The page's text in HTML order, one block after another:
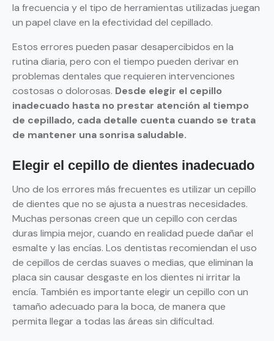
la frecuencia y el tipo de herramientas utilizadas juegan
un papel clave en la efectividad del cepillado.
Estos errores pueden pasar desapercibidos en la
rutina diaria, pero con el tiempo pueden derivar en
problemas dentales que requieren intervenciones
costosas o dolorosas. Desde elegir el cepillo
inadecuado hasta no prestar atención al tiempo
de cepillado, cada detalle cuenta cuando se trata
de mantener una sonrisa saludable.
Elegir el cepillo de dientes inadecuado
Uno de los errores más frecuentes es utilizar un cepillo
de dientes que no se ajusta a nuestras necesidades.
Muchas personas creen que un cepillo con cerdas
duras limpia mejor, cuando en realidad puede dañar el
esmalte y las encías. Los dentistas recomiendan el uso
de cepillos de cerdas suaves o medias, que eliminan la
placa sin causar desgaste en los dientes ni irritar la
encía. También es importante elegir un cepillo con un
tamaño adecuado para la boca, de manera que
permita llegar a todas las áreas sin dificultad.